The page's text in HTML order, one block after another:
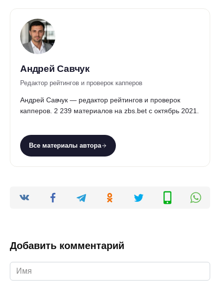
Андрей Савчук
Редактор рейтингов и проверок капперов
Андрей Савчук — редактор рейтингов и проверок
капперов. 2 239 материалов на zbs.bet с октябрь 2021.
Все материалы автора
Добавить комментарий
Имя
*